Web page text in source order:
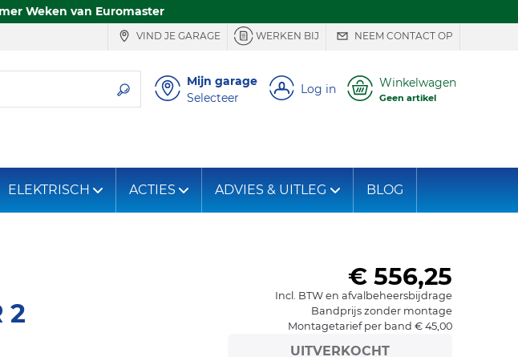
Weken van Euromaster
VIND JE GARAGE WERKEN BIJ NEEM CONTACT OP
Mijn garage
Selecteer
Log in Winkelwagen
Geen artikel
ELEKTRISCH ACTIES ADVIES & UITLEG BLOG
2
€ 556,25
Incl. BTW en afvalbeheersbijdrage
Bandprijs zonder montage
Montagetarief per band € 45,00
UITVERKOCHT